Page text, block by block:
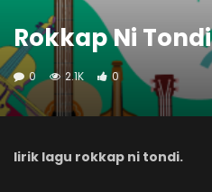
Rokkap Ni Tondi
0 2.1K 0
lirik lagu rokkap ni tondi.